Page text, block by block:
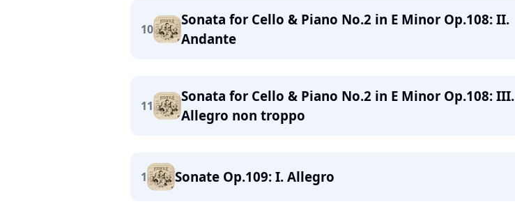
10
Sonata for Cello & Piano No.2 in E Minor Op.108: II.
Andante
11
Sonata for Cello & Piano No.2 in E Minor Op.108: III.
Allegro non troppo
1 Sonate Op.109: I. Allegro